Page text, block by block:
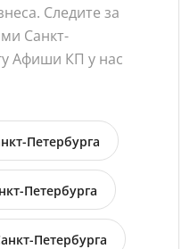
Следите за
Санкт-
Афиши КП у нас
Петербурга
Петербурга
Петербурга